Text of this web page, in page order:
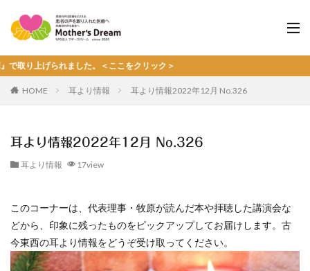
られました。＜ここをクリック＞
HOME 耳より情報 耳より情報2022年12月 No.326
耳より情報2022年12月 No.326
耳より情報 17view
このコーナーは、代表理事・牧原が読んだ本や拝聴した講演会な
どから、印象に残ったものをピックアップしてお届けします。古
今東西の耳より情報をどうぞ受け取ってください。